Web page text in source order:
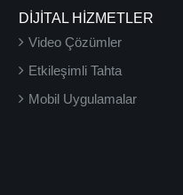
DİJİTAL HİZMETLER
Video Çözümler
Etkileşimli Tahta
Mobil Uygulamalar